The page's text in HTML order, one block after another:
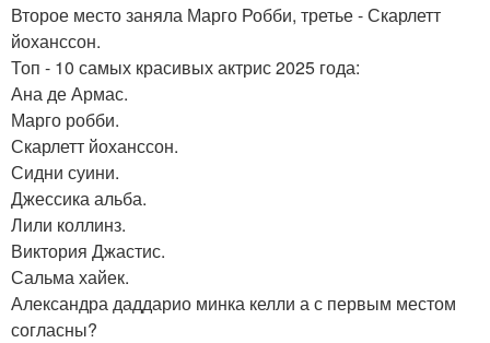
Второе место заняла Марго Робби, третье - Скарлетт
йоханссон.
Топ - 10 самых красивых актрис 2025 года:
Ана де Армас.
Марго робби.
Скарлетт йоханссон.
Сидни суини.
Джессика альба.
Лили коллинз.
Виктория Джастис.
Сальма хайек.
Александра даддарио минка келли а с первым местом
согласны?